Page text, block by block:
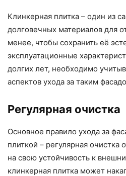
Клинкерная плитка – один из
долговечных материалов для
менее, чтобы сохранить её
эксплуатационные
долгих лет, необходимо
аспектов ухода за таким
Регулярная очистка
Основное правило ухода за
плиткой – регулярная очистка
на свою устойчивость к
клинкерная плитка может